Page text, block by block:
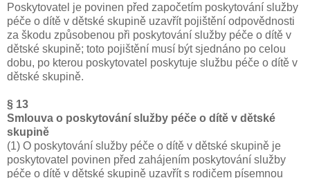
Poskytovatel je povinen před započetím poskytování služby
péče o dítě v dětské skupině uzavřít pojištění odpovědnosti
za škodu způsobenou při poskytování služby péče o dítě v
dětské skupině; toto pojištění musí být sjednáno po celou
dobu, po kterou poskytovatel poskytuje službu péče o dítě v
dětské skupině.
§ 13
Smlouva o poskytování služby péče o dítě v dětské
skupině
(1) O poskytování služby péče o dítě v dětské skupině je
poskytovatel povinen před zahájením poskytování služby
péče o dítě v dětské skupině uzavřít s rodičem písemnou